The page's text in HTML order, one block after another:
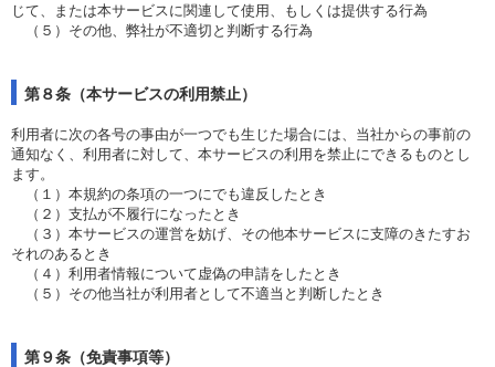
じて、または本サービスに関連して使用、もしくは提供する行為
（５）その他、弊社が不適切と判断する行為
第８条（本サービスの利用禁止）
利用者に次の各号の事由が一つでも生じた場合には、当社からの事前の
通知なく、利用者に対して、本サービスの利用を禁止にできるものとし
ます。
（１）本規約の条項の一つにでも違反したとき
（２）支払が不履行になったとき
（３）本サービスの運営を妨げ、その他本サービスに支障のきたすお
それのあるとき
（４）利用者情報について虚偽の申請をしたとき
（５）その他当社が利用者として不適当と判断したとき
第９条（免責事項等）